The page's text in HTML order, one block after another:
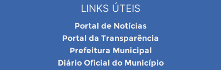
LINKS ÚTEIS
Portal de Notícias
Portal da Transparência
Prefeitura Municipal
Diário Oficial do Município